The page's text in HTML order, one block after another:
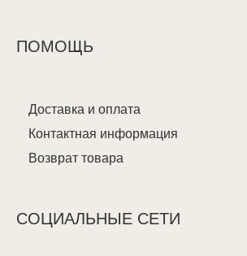
ПОМОЩЬ
Доставка и оплата
Контактная информация
Возврат товара
СОЦИАЛЬНЫЕ СЕТИ